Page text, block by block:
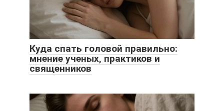
Куда спать головой правильно:
мнение ученых, практиков и
священников